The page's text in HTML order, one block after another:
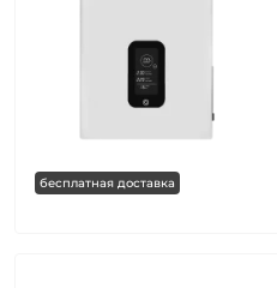
бесплатная доставка